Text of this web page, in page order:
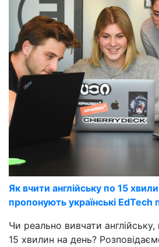
Як вчити англійську по 15
пропонують українські EdTech
Чи реально вивчати
15 хвилин на день?